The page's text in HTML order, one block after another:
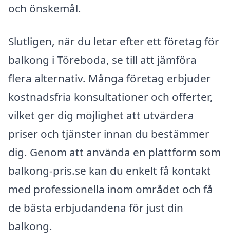
och önskemål.
Slutligen, när du letar efter ett företag för
balkong i Töreboda, se till att jämföra
flera alternativ. Många företag erbjuder
kostnadsfria konsultationer och offerter,
vilket ger dig möjlighet att utvärdera
priser och tjänster innan du bestämmer
dig. Genom att använda en plattform som
balkong-pris.se kan du enkelt få kontakt
med professionella inom området och få
de bästa erbjudandena för just din
balkong.